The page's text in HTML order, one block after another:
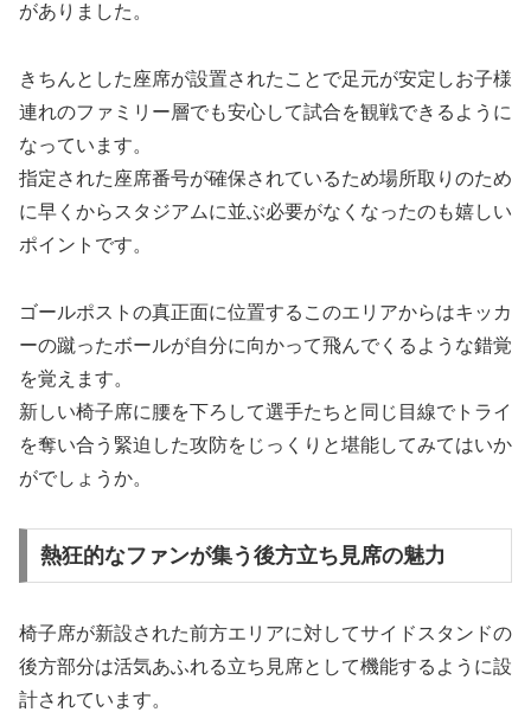
がありました。
きちんとした座席が設置されたことで足元が安定しお子様
連れのファミリー層でも安心して試合を観戦できるように
なっています。
指定された座席番号が確保されているため場所取りのため
に早くからスタジアムに並ぶ必要がなくなったのも嬉しい
ポイントです。
ゴールポストの真正面に位置するこのエリアからはキッカ
ーの蹴ったボールが自分に向かって飛んでくるような錯覚
を覚えます。
新しい椅子席に腰を下ろして選手たちと同じ目線でトライ
を奪い合う緊迫した攻防をじっくりと堪能してみてはいか
がでしょうか。
熱狂的なファンが集う後方立ち見席の魅力
椅子席が新設された前方エリアに対してサイドスタンドの
後方部分は活気あふれる立ち見席として機能するように設
計されています。